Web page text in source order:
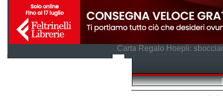
Carta Regalo Hoepli:
[